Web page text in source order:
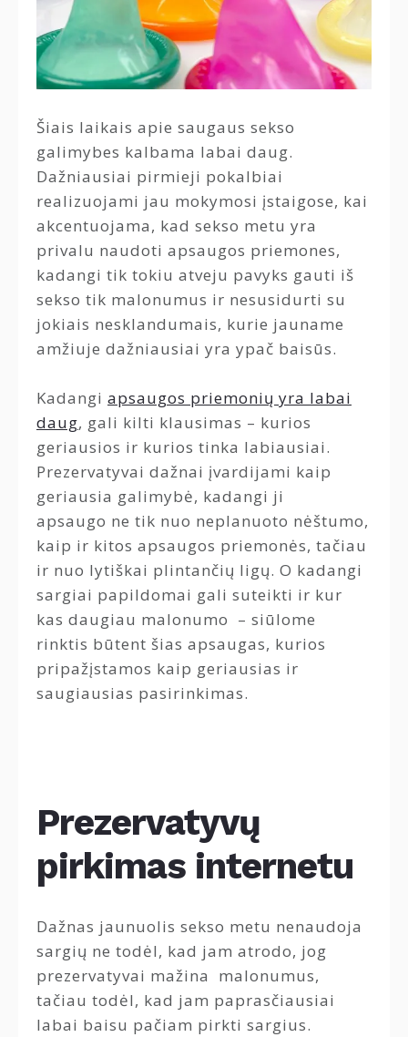
Šiais laikais apie saugaus sekso
galimybes kalbama labai daug.
Dažniausiai pirmieji pokalbiai
realizuojami jau mokymosi įstaigose, kai
akcentuojama, kad sekso metu yra
privalu naudoti apsaugos priemones,
kadangi tik tokiu atveju pavyks gauti iš
sekso tik malonumus ir nesusidurti su
jokiais nesklandumais, kurie jauname
amžiuje dažniausiai yra ypač baisūs.
Kadangi apsaugos priemonių yra labai
daug, gali kilti klausimas – kurios
geriausios ir kurios tinka labiausiai.
Prezervatyvai dažnai įvardijami kaip
geriausia galimybė, kadangi ji
apsaugo ne tik nuo neplanuoto nėštumo,
kaip ir kitos apsaugos priemonės, tačiau
ir nuo lytiškai plintančių ligų. O kadangi
sargiai papildomai gali suteikti ir kur
kas daugiau malonumo – siūlome
rinktis būtent šias apsaugas, kurios
pripažįstamos kaip geriausias ir
saugiausias pasirinkimas.
Prezervatyvų
pirkimas internetu
Dažnas jaunuolis sekso metu nenaudoja
sargių ne todėl, kad jam atrodo, jog
prezervatyvai mažina malonumus,
tačiau todėl, kad jam paprasčiausiai
labai baisu pačiam pirkti sargius.